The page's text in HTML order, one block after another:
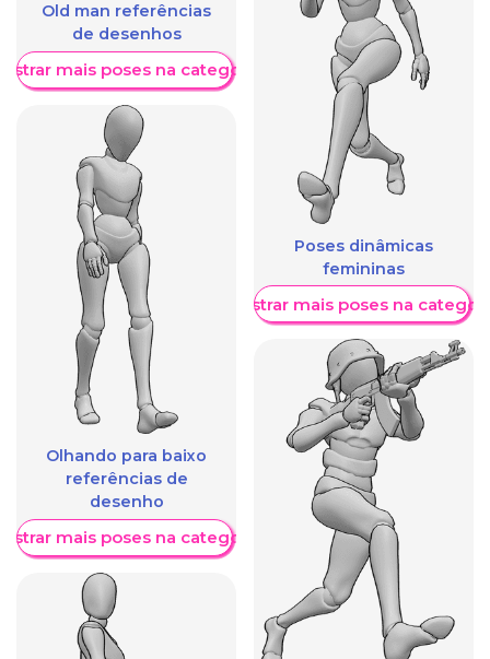
Old man referências
de desenhos
mais poses na categoria
Olhando para baixo
referências de
desenho
mais poses na categoria
Poses dinâmicas
femininas
Mostrar mais poses na